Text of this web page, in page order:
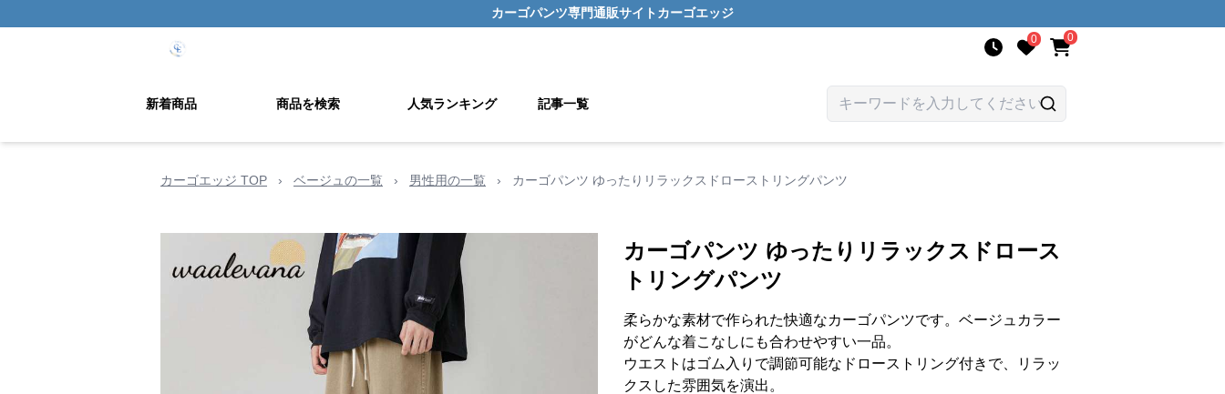
カーゴパンツ専門通販サイト カーゴエッジ
0 0
新着商品 商品を検索 人気ランキング 記事一覧
カーゴエッジ TOP › ベージュの一覧 › 男性用の一覧 › カーゴパンツ ゆったりリラックスドローストリングパンツ
カーゴパンツ ゆったりリラックスドロース
トリングパンツ
柔らかな素材で作られた快適なカーゴパンツです。ベージュカラー
がどんな着こなしにも合わせやすい一品。
ウエストはゴム入りで調節可能なドローストリング付きで、リラッ
クスした雰囲気を演出。